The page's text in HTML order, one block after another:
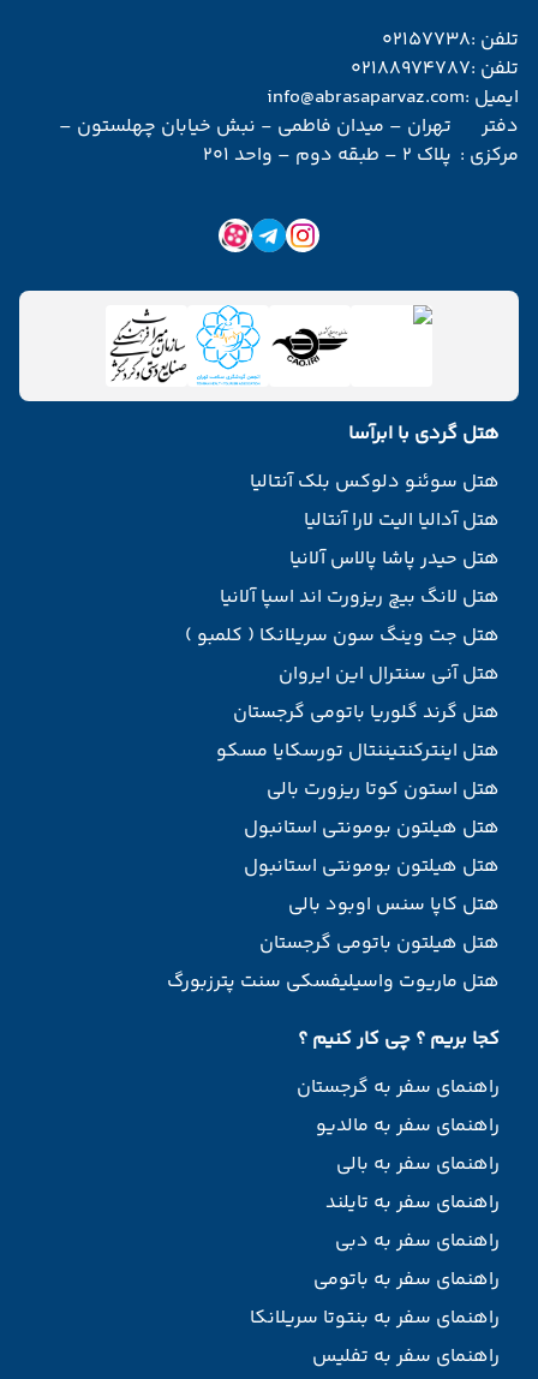
تلفن :02157738
تلفن :02188974787
ایمیل :info@abrasaparvaz.com
دفتر
مرکزی :
تهران – میدان فاطمی - نبش خیابان چهلستون –
پلاک 2 – طبقه دوم – واحد 201
هتل گردی با ابرآسا
هتل سوئنو دلوکس بلک آنتالیا
هتل آدالیا الیت لارا آنتالیا
هتل حیدر پاشا پالاس آلانیا
هتل لانگ بیچ ریزورت اند اسپا آلانیا
هتل جت وینگ سون سریلانکا ( کلمبو )
هتل آنی سنترال این ایروان
هتل گرند گلوریا باتومی گرجستان
هتل اینترکنتیننتال تورسکایا مسکو
هتل استون کوتا ریزورت بالی
هتل هیلتون بومونتی استانبول
هتل هیلتون بومونتی استانبول
هتل کاپا سنس اوبود بالی
هتل هیلتون باتومی گرجستان
هتل ماریوت واسیلیفسکی سنت پترزبورگ
کجا بریم ؟ چی کار کنیم ؟
راهنمای سفر به گرجستان
راهنمای سفر به مالدیو
راهنمای سفر به بالی
راهنمای سفر به تایلند
راهنمای سفر به دبی
راهنمای سفر به باتومی
راهنمای سفر به بنتوتا سریلانکا
راهنمای سفر به تفلیس